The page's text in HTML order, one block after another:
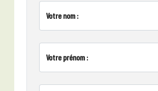
Votre nom :
Votre prénom :